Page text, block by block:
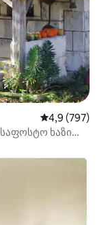
საშუალო
4,9 (797)
ხაზი